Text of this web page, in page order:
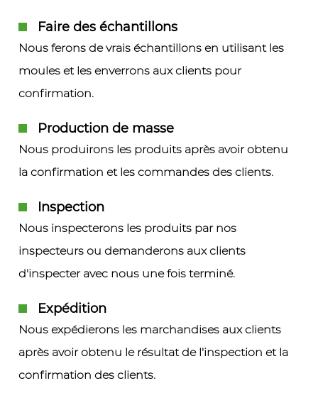
Faire des échantillons
Nous ferons de vrais échantillons en utilisant les
moules et les enverrons aux clients pour
confirmation.
Production de masse
Nous produirons les produits après avoir obtenu
la confirmation et les commandes des clients.
Inspection
Nous inspecterons les produits par nos
inspecteurs ou demanderons aux clients
d'inspecter avec nous une fois terminé.
Expédition
Nous expédierons les marchandises aux clients
après avoir obtenu le résultat de l'inspection et la
confirmation des clients.